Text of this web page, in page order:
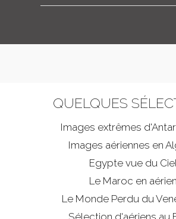
QUELQUES
Images extrêmes d'
Images aériennes en
Egypte vue du
Le Maroc en aérien
Le Monde Perdu du